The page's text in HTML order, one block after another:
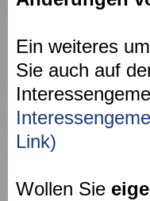
Ein weiteres
Sie auch auf
Link)
Wollen Sie